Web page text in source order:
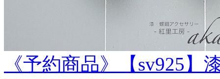
《予約商品》【sv925